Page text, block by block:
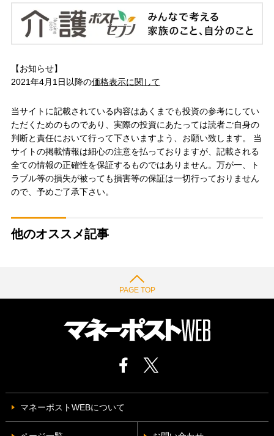
【お知らせ】
2021年4月1日以降の価格表示に関して
当サイトに記載されている内容はあくまでも投資の参考にしてい
ただくためのものであり、実際の投資にあたっては読者ご自身の
判断と責任において行って下さいますよう、お願い致します。 当
サイトの掲載情報は細心の注意を払っておりますが、記載される
全ての情報の正確性を保証するものではありません。万が一、ト
ラブル等の損失が被っても損害等の保証は一切行っておりません
ので、予めご了承下さい。
他のオススメ記事
PAGE TOP
マネーポストWEBについて